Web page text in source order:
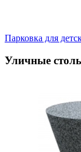
Парковка для
Уличные